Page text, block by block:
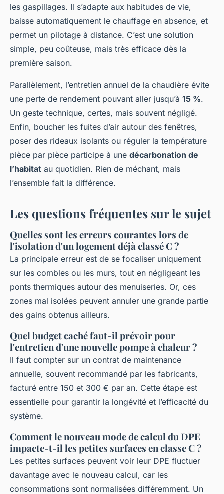
les gaspillages. Il s’adapte aux habitudes de vie,
baisse automatiquement le chauffage en absence, et
permet un pilotage à distance. C’est une solution
simple, peu coûteuse, mais très efficace dès la
première saison.
Parallèlement, l’entretien annuel de la chaudière évite
une perte de rendement pouvant aller jusqu’à 15 %.
Un geste technique, certes, mais souvent négligé.
Enfin, boucher les fuites d’air autour des fenêtres,
poser des rideaux isolants ou réguler la température
pièce par pièce participe à une décarbonation de
l’habitat au quotidien. Rien de méchant, mais
l’ensemble fait la différence.
Les questions fréquentes sur le sujet
Quelles sont les erreurs courantes lors de
l'isolation d'un logement déjà classé C ?
La principale erreur est de se focaliser uniquement
sur les combles ou les murs, tout en négligeant les
ponts thermiques autour des menuiseries. Or, ces
zones mal isolées peuvent annuler une grande partie
des gains obtenus ailleurs.
Quel budget caché faut-il prévoir pour
l'entretien d'une nouvelle pompe à chaleur ?
Il faut compter sur un contrat de maintenance
annuelle, souvent recommandé par les fabricants,
facturé entre 150 et 300 € par an. Cette étape est
essentielle pour garantir la longévité et l’efficacité du
système.
Comment le nouveau mode de calcul du DPE
impacte-t-il les petites surfaces en classe C ?
Les petites surfaces peuvent voir leur DPE fluctuer
davantage avec le nouveau calcul, car les
consommations sont normalisées différemment. Un